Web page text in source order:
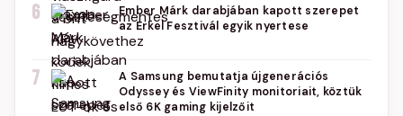
6
Ember Márk darabjában kapott szerepet
az Erkel Fesztivál egyik nyertese
7
A Samsung bemutatja újgenerációs
Odyssey és ViewFinity monitoriait, köztük
első 6K gaming kijelzőit